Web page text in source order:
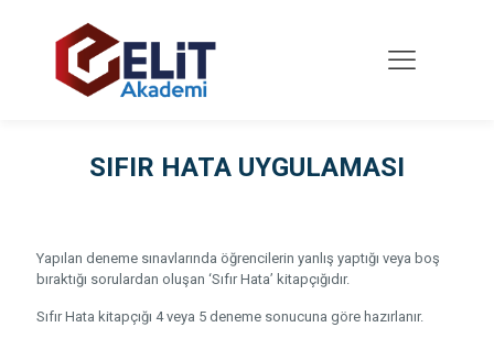
SIFIR HATA UYGULAMASI
Yapılan deneme sınavlarında öğrencilerin yanlış yaptığı veya boş
bıraktığı sorulardan oluşan ‘Sıfır Hata’ kitapçığıdır.
Sıfır Hata kitapçığı 4 veya 5 deneme sonucuna göre hazırlanır.